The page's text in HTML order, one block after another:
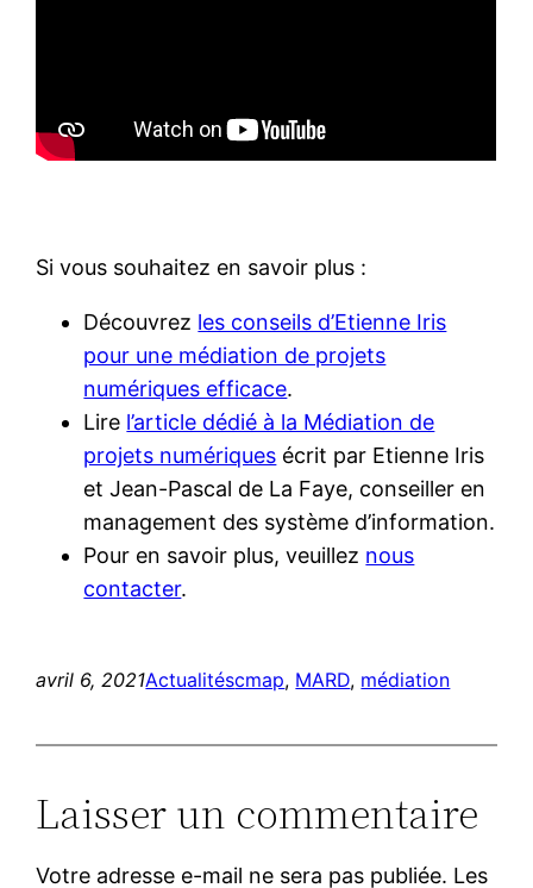
Si vous souhaitez en savoir plus :
Découvrez les conseils d’Etienne Iris
pour une médiation de projets
numériques efficace.
Lire l’article dédié à la Médiation de
projets numériques écrit par Etienne Iris
et Jean-Pascal de La Faye, conseiller en
management des système d’information.
Pour en savoir plus, veuillez nous
contacter.
avril 6, 2021Actualitéscmap, MARD, médiation
Laisser un commentaire
Votre adresse e-mail ne sera pas publiée. Les